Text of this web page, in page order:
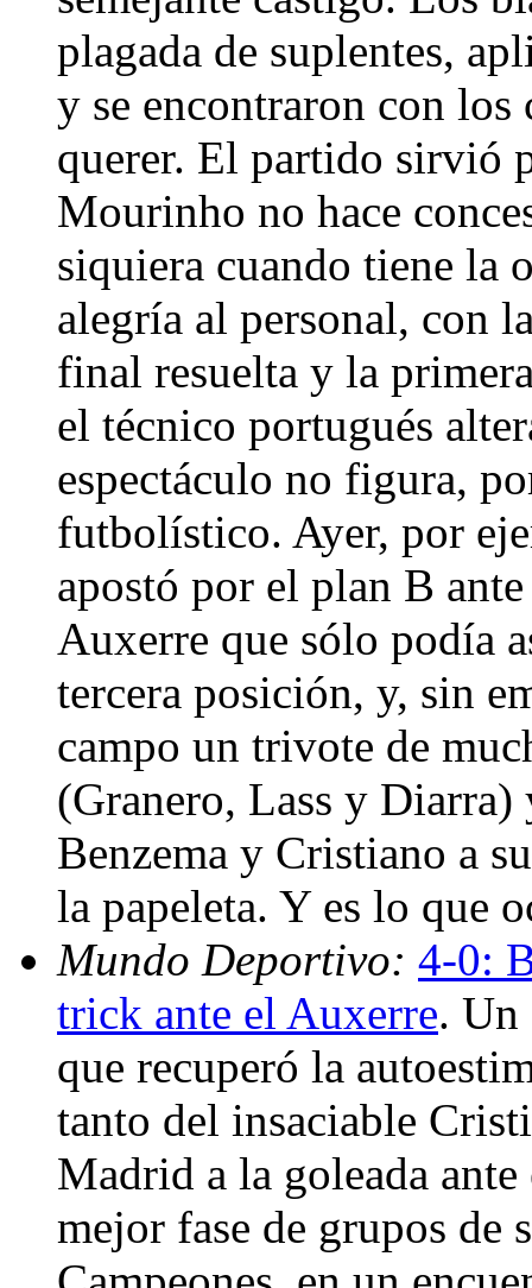
plagada de suplentes,
y se encontraron con los
querer. El partido sirvió
Mourinho no hace
siquiera cuando tiene la
alegría al personal, con
final resuelta y la
el técnico portugués
espectáculo no figura,
futbolístico. Ayer, por
apostó por el plan B
Auxerre que sólo podía
tercera posición, y, sin
campo un trivote de
(Granero, Lass y
Benzema y Cristiano a
la papeleta. Y es lo que
Mundo Deportivo: 4-0:
trick ante el Auxerre. Un
que recuperó la
tanto del insaciable
Madrid a la goleada
mejor fase de grupos de